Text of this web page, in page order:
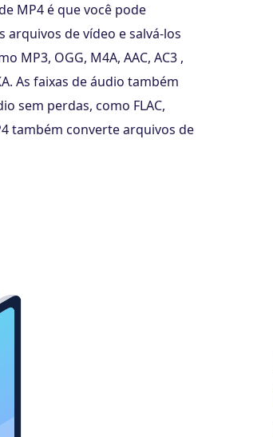
MP4 é que você pode
de vídeo e salvá-los
MP3, OGG, M4A, AAC, AC3 ,
As faixas de áudio também
sem perdas, como FLAC,
também converte arquivos de